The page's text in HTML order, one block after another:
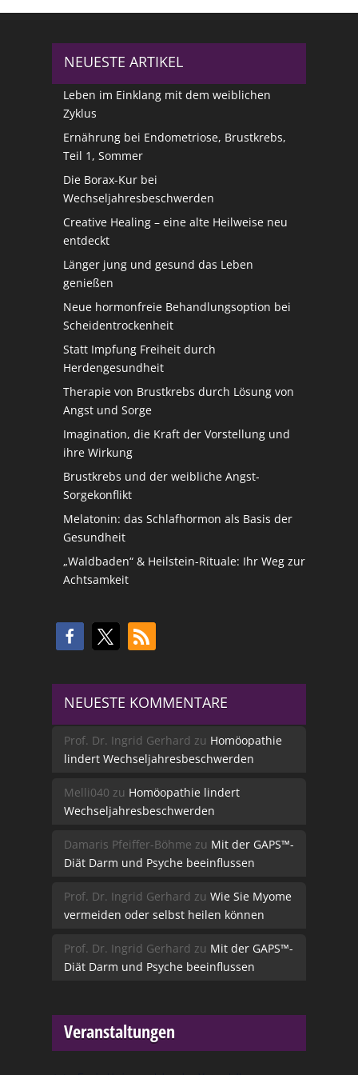
NEUESTE ARTIKEL
Leben im Einklang mit dem weiblichen
Zyklus
Ernährung bei Endometriose, Brustkrebs,
Teil 1, Sommer
Die Borax-Kur bei
Wechseljahresbeschwerden
Creative Healing – eine alte Heilweise neu
entdeckt
Länger jung und gesund das Leben
genießen
Neue hormonfreie Behandlungsoption bei
Scheidentrockenheit
Statt Impfung Freiheit durch
Herdengesundheit
Therapie von Brustkrebs durch Lösung von
Angst und Sorge
Imagination, die Kraft der Vorstellung und
ihre Wirkung
Brustkrebs und der weibliche Angst-
Sorgekonflikt
Melatonin: das Schlafhormon als Basis der
Gesundheit
„Waldbaden“ & Heilstein-Rituale: Ihr Weg zur
Achtsamkeit
NEUESTE KOMMENTARE
Prof. Dr. Ingrid Gerhard zu Homöopathie
lindert Wechseljahresbeschwerden
Melli040 zu Homöopathie lindert
Wechseljahresbeschwerden
Damaris Pfeiffer-Böhme zu Mit der GAPS™-
Diät Darm und Psyche beeinflussen
Prof. Dr. Ingrid Gerhard zu Wie Sie Myome
vermeiden oder selbst heilen können
Prof. Dr. Ingrid Gerhard zu Mit der GAPS™-
Diät Darm und Psyche beeinflussen
Veranstaltungen